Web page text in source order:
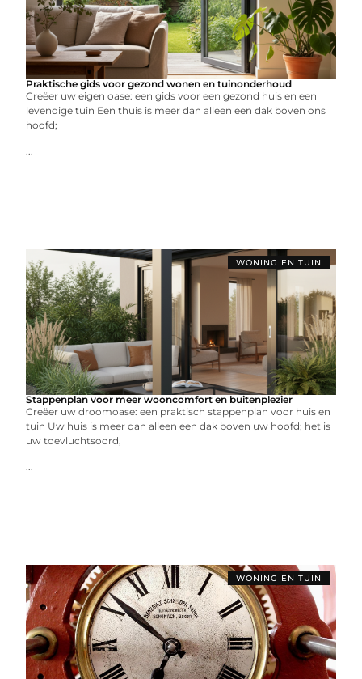
Praktische gids voor gezond wonen en tuinonderhoud
Creëer uw eigen oase: een gids voor een gezond huis en een
levendige tuin Een thuis is meer dan alleen een dak boven ons
hoofd;
...
WONING EN TUIN
Stappenplan voor meer wooncomfort en buitenplezier
Creëer uw droomoase: een praktisch stappenplan voor huis en
tuin Uw huis is meer dan alleen een dak boven uw hoofd; het is
uw toevluchtsoord,
...
WONING EN TUIN